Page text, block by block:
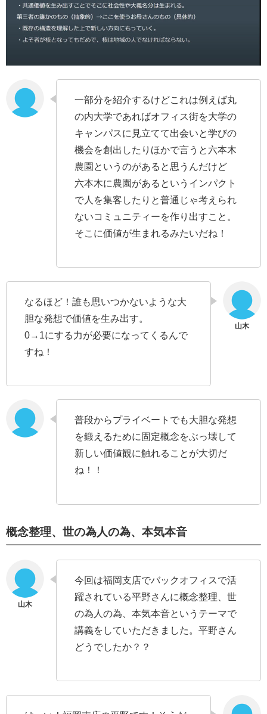
一部分を紹介するけどこれは例えば丸
の内大学であればオフィス街を大学の
キャンパスに見立てて出会いと学びの
機会を創出したりほかで言うと六本木
農園というのがあると思うんだけど
六本木に農園があるというインパクト
で人を集客したりと普通じゃ考えられ
ないコミュニティーを作り出すこと。
そこに価値が生まれるみたいだね！
なるほど！誰も思いつかないような大
胆な発想で価値を生み出す。
0→1にする力が必要になってくるんで
すね！
普段からプライベートでも大胆な発想
を鍛えるために固定概念をぶっ壊して
新しい価値観に触れることが大切だ
ね！！
概念整理、世の為人の為、本気本音
今回は福岡支店でバックオフィスで活
躍されている平野さんに概念整理、世
の為人の為、本気本音というテーマで
講義をしていただきました。平野さん
どうでしたか？？